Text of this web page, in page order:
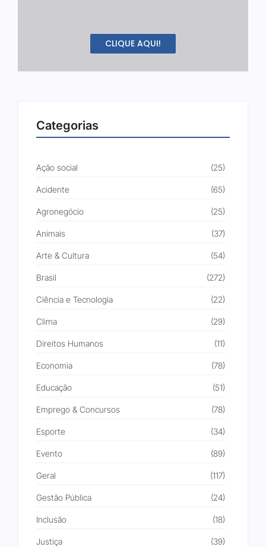
CLIQUE AQUI!
Categorias
Ação social (25)
Acidente (65)
Agronegócio (25)
Animais (37)
Arte & Cultura (54)
Brasil (272)
Ciência e Tecnologia (22)
Clima (29)
Direitos Humanos (11)
Economia (78)
Educação (51)
Emprego & Concursos (78)
Esporte (34)
Evento (89)
Geral (117)
Gestão Pública (24)
Inclusão (18)
Justiça (39)